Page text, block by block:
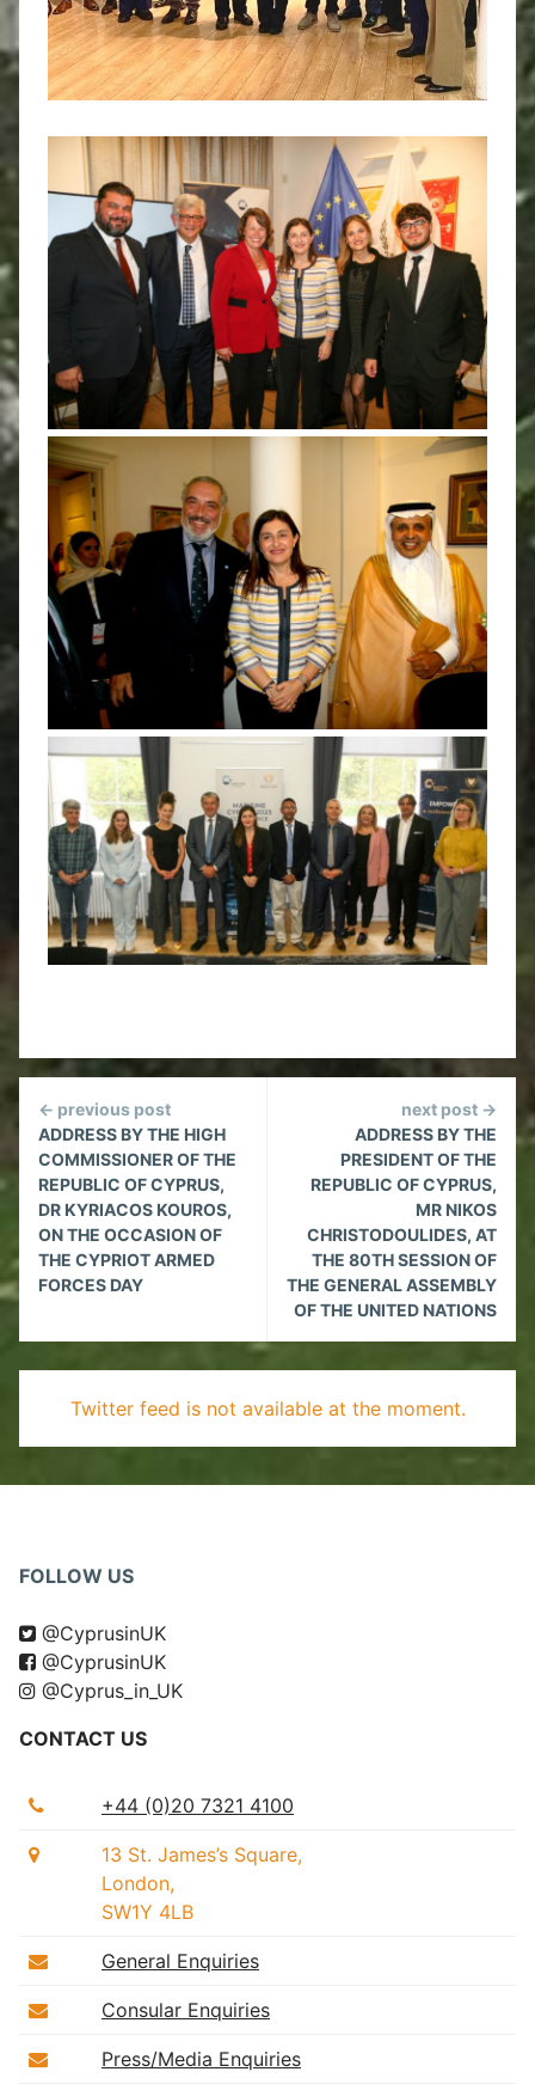
Continue
Reading
← previous post
ADDRESS BY THE HIGH
COMMISSIONER OF THE
REPUBLIC OF CYPRUS,
DR KYRIACOS KOUROS,
ON THE OCCASION OF
THE CYPRIOT ARMED
FORCES DAY
next post →
ADDRESS BY THE
PRESIDENT OF THE
REPUBLIC OF CYPRUS,
MR NIKOS
CHRISTODOULIDES, AT
THE 80TH SESSION OF
THE GENERAL ASSEMBLY
OF THE UNITED NATIONS
Twitter feed is not available at the moment.
FOLLOW US
@CyprusinUK
@CyprusinUK
@Cyprus_in_UK
CONTACT US
+44 (0)20 7321 4100
13 St. James’s Square,
London,
SW1Y 4LB
General Enquiries
Consular Enquiries
Press/Media Enquiries